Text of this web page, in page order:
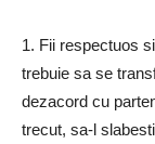
1. Fii respectuos
trebuie sa se
dezacord cu
trecut, sa-l